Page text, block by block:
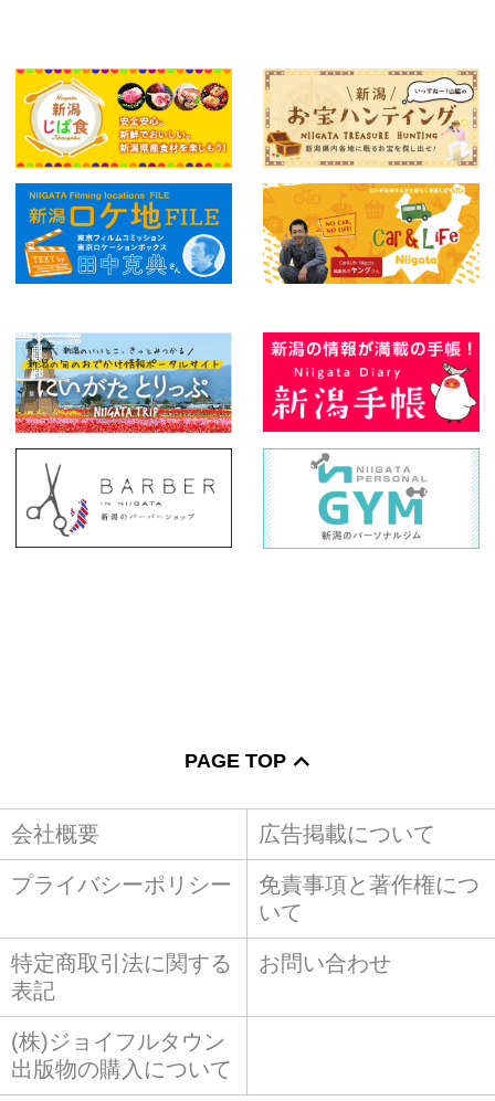
PAGE TOP
会社概要 広告掲載について
プライバシーポリシー
免責事項と著作権につ
いて
特定商取引法に関する
表記
お問い合わせ
(株)ジョイフルタウン
出版物の購入について